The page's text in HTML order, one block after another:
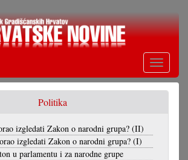
Toggle
Politika
izgledati Zakon o narodni grupa? (II)
izgledati Zakon o narodni grupa? (I)
u parlamentu i za narodne grupe